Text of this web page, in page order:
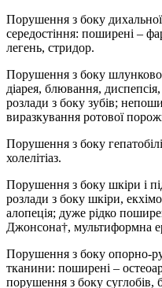
Порушення з боку дихальної
середостіння: поширені –
легень, стридор.
Порушення з боку
діарея, блювання,
розлади з боку зубів;
виразкування ротової
Порушення з боку
холелітіаз.
Порушення з боку шкіри і
розлади з боку шкіри,
алопеція; дуже рідко
Джонсона†, мультиформна
Порушення з боку опорно-
тканини: поширені –
порушення з боку суглобів,